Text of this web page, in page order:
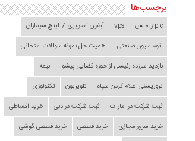
برچسب‌ها
plc زیمنس vps
آیفون تصویری 7 اینچ سیماران
اتوماسیون صنعتی
اهمیت حل نمونه سوالات امتحانی
بازدید سرزده‌ رئیسی از حوزه قضایی ‌پیشوا
بیمه
تروریستی اعلام کردن سپاه
تلویزیون
تکنولوژی
ثبت شرکت در امارات
ثبت شرکت در دبی
خرید اقساطی
خرید سرور مجازی
خرید قسطی
خرید قسطی گوشی